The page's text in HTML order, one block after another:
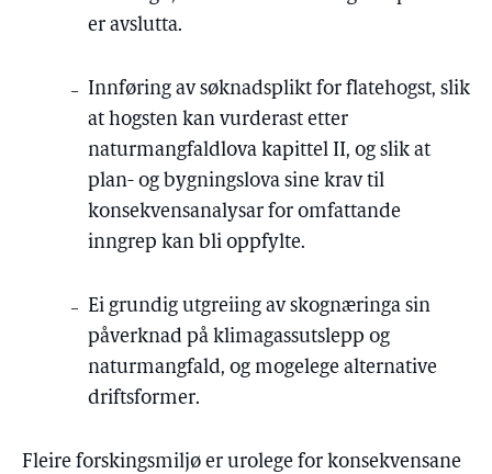
er avslutta.
Innføring av søknadsplikt for flatehogst, slik
at hogsten kan vurderast etter
naturmangfaldlova kapittel II, og slik at
plan- og bygningslova sine krav til
konsekvensanalysar for omfattande
inngrep kan bli oppfylte.
Ei grundig utgreiing av skognæringa sin
påverknad på klimagassutslepp og
naturmangfald, og mogelege alternative
driftsformer.
Fleire forskingsmiljø er urolege for konsekvensane